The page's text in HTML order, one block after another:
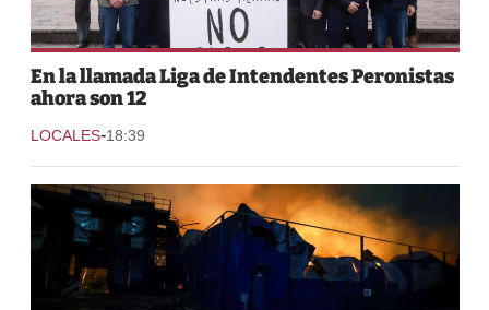
En la llamada Liga de Intendentes Peronistas
ahora son 12
LOCALES-18:39